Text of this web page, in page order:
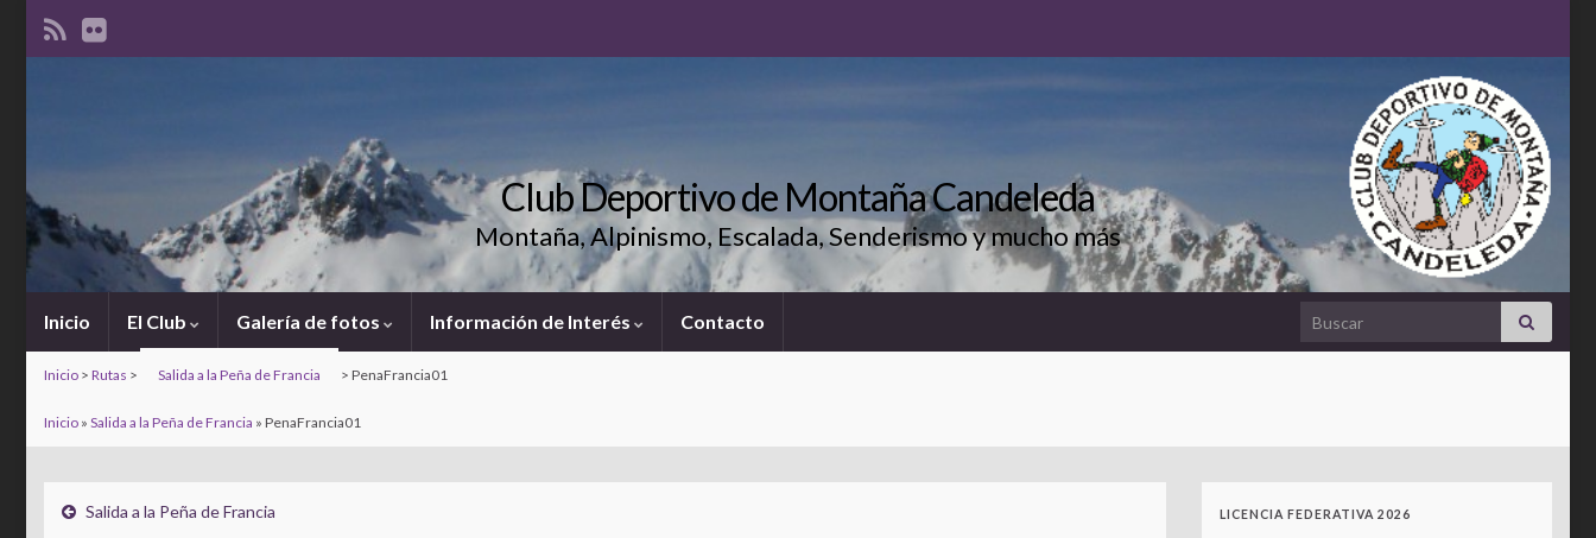
Club Deportivo de Montaña Candeleda
Montaña, Alpinismo, Escalada, Senderismo y mucho más
Inicio El Club Galería de fotos Información de Interés Contacto Search for:
Inicio > Rutas > Salida a la Peña de Francia > PenaFrancia01
Inicio » Salida a la Peña de Francia » PenaFrancia01
Salida a la Peña de Francia LICENCIA FEDERATIVA 2026